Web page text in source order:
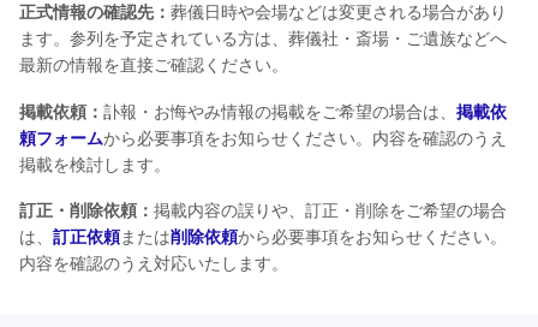
正式情報の確認先： 葬儀日時や会場などは変更される場合があり
ます。参列を予定されている方は、葬儀社・斎場・ご遺族などへ
最新の情報を直接ご確認ください。
掲載依頼： 訃報・お悔やみ情報の掲載をご希望の場合は、 掲載依
頼フォームから必要事項をお知らせください。内容を確認のうえ
掲載を検討します。
訂正・削除依頼： 掲載内容の誤りや、訂正・削除をご希望の場合
は、 訂正依頼または削除依頼から必要事項をお知らせください。
内容を確認のうえ対応いたします。